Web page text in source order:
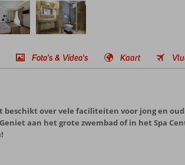
Foto's & Video's Kaart
over vele faciliteiten voor jong en
aan het grote zwembad of in het Spa